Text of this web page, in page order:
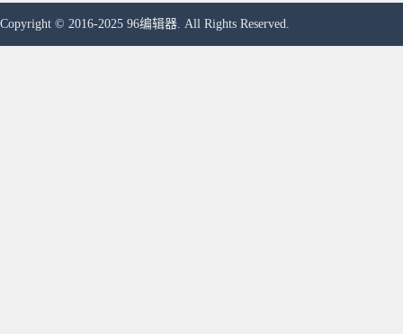
Copyright © 2016-2025 96编辑器. All Rights Reserved.